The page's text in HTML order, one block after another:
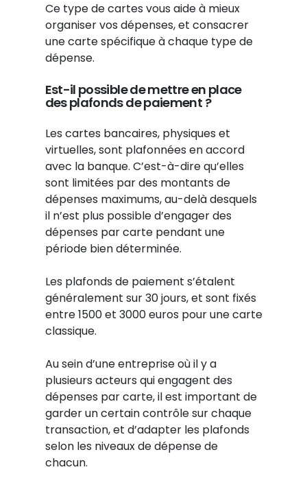
Ce type de cartes vous aide à mieux
organiser vos dépenses, et consacrer
une carte spécifique à chaque type de
dépense.
Est-il possible de mettre en place
des plafonds de paiement ?
Les cartes bancaires, physiques et
virtuelles, sont plafonnées en accord
avec la banque. C’est-à-dire qu’elles
sont limitées par des montants de
dépenses maximums, au-delà desquels
il n’est plus possible d’engager des
dépenses par carte pendant une
période bien déterminée.
Les plafonds de paiement s’étalent
généralement sur 30 jours, et sont fixés
entre 1500 et 3000 euros pour une carte
classique.
Au sein d’une entreprise où il y a
plusieurs acteurs qui engagent des
dépenses par carte, il est important de
garder un certain contrôle sur chaque
transaction, et d’adapter les plafonds
selon les niveaux de dépense de
chacun.